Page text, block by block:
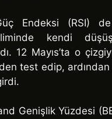
Endeksi (RSI)
kendi
12 Mayıs’ta o
test edip,
Genişlik Yüzdesi